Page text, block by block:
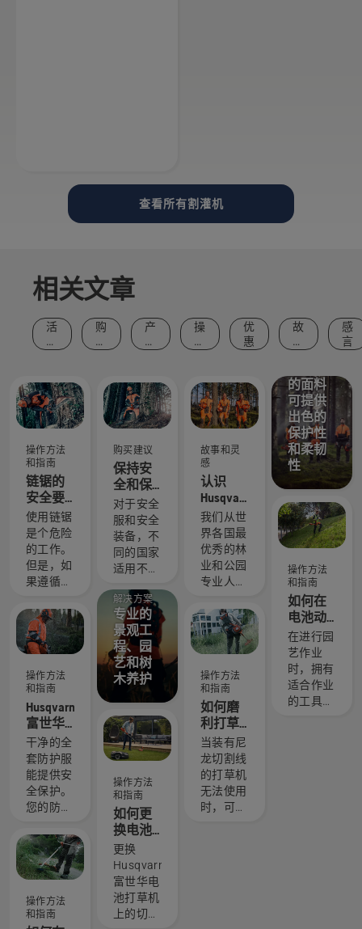
查看所有割灌机
相关文章
活
动
件
购
买
产
品
新
操
作
和
指
南
优
惠
故
事
感
感
言
操作方法
和指南
链锯的
安全要
求
使用链锯
是个危险
的工作。
但是，如
果遵循一
议，您将
能够消除
不安全
注意力完
全集中在
当前任务
上。
操作方法
和指南
Husqvarna
富世华
防护
服：清
洗和修
补指南
干净的全
套防护服
能提供安
全保护。
您的防护
触到汗液
和油液，
这些物质
达保护层
并降低其
操作方法
和指南
购买建议
保持安
全和保
暖 – 开
展工作
所需的
链锯附
件
对于安全
服和安全
装备，不
同的国家
适用不同
但无论您
身在何
处，此清
单均会提
升您在使
用链锯工
全性。
解决方案
专业的
景观工
程、园
艺和树
木养护
操作方法
和指南
如何更
换电池
打草机
的切割
线
更换
Husqvarna
富世华电
池打草机
上的切割
故事和灵
感
认识
Husqvarna
富世华 H
团队 - 我
们最苛
刻的用
户
我们从世
界各国最
优秀的林
业和公园
专业人士
选了一组
技艺精湛
且备受尊
使。他们
就是我们
的 H 团
队。他们
也是我们
要求最苛
刻的用
户。
操作方法
和指南
如何磨
利打草
刀片
当装有尼
龙切割线
的打草机
无法使用
时，可使
富世华
防护
服：精
的面料
可提供
出色的
保护性
和柔韧
性
操作方法
和指南
如何在
电池动
力割灌
机上更
换为割
草刀片
在进行园
艺作业
时，拥有
适合作业
的工具自